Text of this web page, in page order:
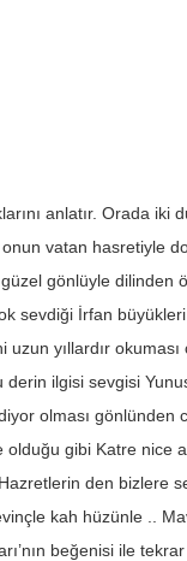
anlatır. Orada iki
onun vatan hasretiyle
güzel gönlüyle dilinden
sevdiği İrfan
yıllardır okuması
derin ilgisi sevgisi
olması gönlünden
olduğu gibi Katre nice
den bizlere
kah hüzünle ..
beğenisi ile